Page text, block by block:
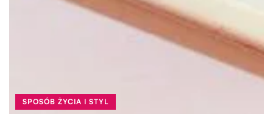
SPOSÓB ŻYCIA I STYL